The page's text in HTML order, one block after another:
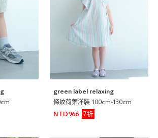
green label relaxing
條紋荷葉洋裝 100cm-130cm
NTD966
7折